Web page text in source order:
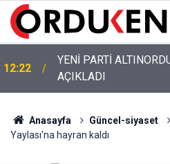
12:22
YENİ PARTİ
AÇIKLADI
Anasayfa Güncel-siyaset
Yaylası'na hayran kaldı